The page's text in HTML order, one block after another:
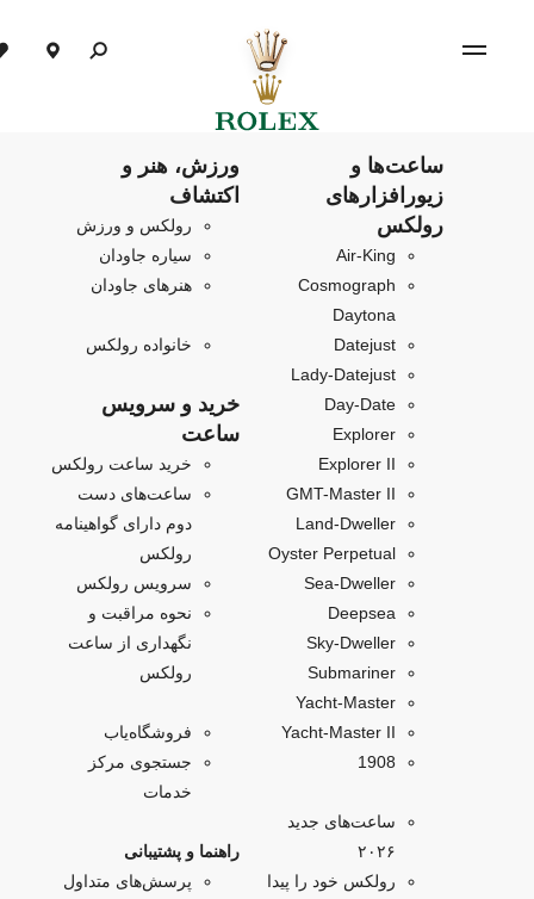
ساعت‌ها و
زیورافزارهای
رولکس
Air‑King
Cosmograph
Daytona
Datejust
Lady-Datejust
Day-Date
Explorer
Explorer II
GMT-Master II
Land-Dweller
Oyster Perpetual
Sea-Dweller
Deepsea
Sky‑Dweller
Submariner
Yacht‑Master
Yacht-Master II
1908
ساعت‌های جدید
۲۰۲۶
رولکس خود را پیدا
ورزش، هنر و
اکتشاف
رولکس و ورزش
سیاره جاودان
هنرهای جاودان
خانواده رولکس
خرید و سرویس
ساعت
خرید ساعت رولکس
ساعت‌های دست
دوم دارای گواهینامه
رولکس
سرویس رولکس
نحوه مراقبت و
نگهداری از ساعت
رولکس
فروشگاه‌یاب
جستجوی مرکز
خدمات
راهنما و پشتیبانی
پرسش‌های متداول